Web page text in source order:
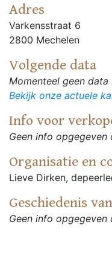
Adres
Varkensstraat 6
2800 Mechelen
Volgende data
Momenteel geen
Bekijk onze actuele
Info voor
Geen info
Organisatie en
Lieve Dirken,
Geschiedenis
Geen info